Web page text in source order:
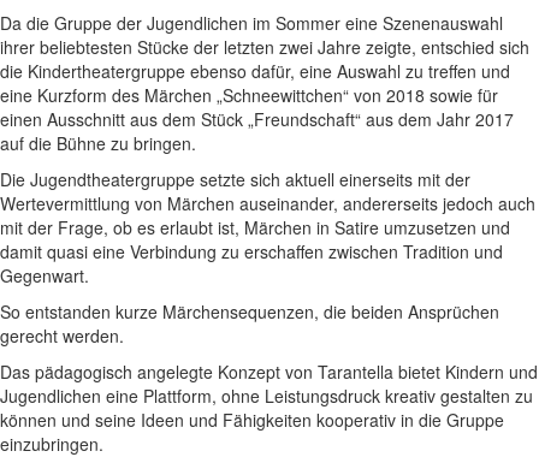
Da die Gruppe der Jugendlichen im Sommer eine Szenenauswahl
ihrer beliebtesten Stücke der letzten zwei Jahre zeigte, entschied sich
die Kindertheatergruppe ebenso dafür, eine Auswahl zu treffen und
eine Kurzform des Märchen „Schneewittchen“ von 2018 sowie für
einen Ausschnitt aus dem Stück „Freundschaft“ aus dem Jahr 2017
auf die Bühne zu bringen.
Die Jugendtheatergruppe setzte sich aktuell einerseits mit der
Wertevermittlung von Märchen auseinander, andererseits jedoch auch
mit der Frage, ob es erlaubt ist, Märchen in Satire umzusetzen und
damit quasi eine Verbindung zu erschaffen zwischen Tradition und
Gegenwart.
So entstanden kurze Märchensequenzen, die beiden Ansprüchen
gerecht werden.
Das pädagogisch angelegte Konzept von Tarantella bietet Kindern und
Jugendlichen eine Plattform, ohne Leistungsdruck kreativ gestalten zu
können und seine Ideen und Fähigkeiten kooperativ in die Gruppe
einzubringen.